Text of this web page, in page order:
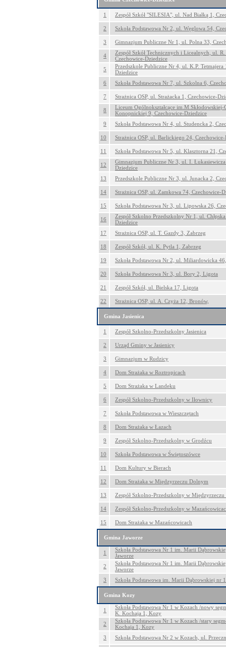
1 Zespół Szkół "SILESIA", ul. Nad Białką 1,
2 Szkoła Podstawowa Nr 2, ul. Węglowa 54,
3 Gimnazjum Publiczne Nr 1, ul. Polna 33,
4
Zespół Szkół Technicznych i Licealnych, ul.
Czechowice-Dziedzice
5
Przedszkole Publiczne Nr 4, ul. K.P. Tetmajera
Dziedzice
6
Szkoła Podstawowa Nr 7, ul. Szkolna 6,
7 Strażnica OSP, ul. Strażacka 1, Czechowice-
8
Liceum Ogólnokształcące
Konopnickiej 9, Czechowice-Dziedzice
9
Szkoła Podstawowa Nr 4, ul. Studencka 2,
10 Strażnica OSP, ul. Barlickiego 24,
11 Szkoła Podstawowa Nr 5, ul. Klasztorna 21,
12
Gimnazjum Publiczne Nr 3, ul. I.
Dziedzice
13
Przedszkole Publiczne Nr 3, ul. Junacka 2,
14 Strażnica OSP, ul. Zamkowa 74, Czechowice-
15 Szkoła Podstawowa Nr 3, ul. Lipowska 26,
16
Zespół Szkolno Przedszkolny Nr 1, ul.
Dziedzice
17
Strażnica OSP, ul. T. Gazdy 3, Zabrzeg
18 Zespół Szkół, ul. K. Pytla 1, Zabrzeg
19 Szkoła Podstawowa Nr 2, ul. Miliardowicka
20 Szkoła Podstawowa Nr 3, ul. Bory 2, Ligota
21 Zespół Szkół, ul. Bielska 17, Ligota
22 Strażnica OSP, ul. A. Czyża 12, Bronów,
Gmina Jasienica
1 Zespół Szkolno-Przedszkolny Jasienica
2 Urząd Gminy w Jasienicy
3 Gimnazjum w Rudzicy
4 Dom Strażaka w Roztropicach
5 Dom Strażaka w Landeku
6 Zespół Szkolno-Przedszkolny w Iłownicy
7 Szkoła Podstawowa w Wieszczętach
8 Dom Strażaka w Łazach
9 Zespół Szkolno-Przedszkolny w Grodźcu
10 Szkoła Podstawowa w Świętoszówce
11 Dom Kultury w Bierach
12 Dom Strażaka w Międzyrzeczu Dolnym
13 Zespół Szkolno-Przedszkolny w
14 Zespół Szkolno-Przedszkolny w
15 Dom Strażaka w Mazańcowicach
Gmina Jaworze
1
Szkoła Podstawowa Nr 1 im. Marii
Jaworze
2
Szkoła Podstawowa Nr 1 im. Marii
Jaworze
3
Szkoła Podstawowa im. Marii Dąbrowskiej nr
Gmina Kozy
1
Szkoła Podstawowa Nr 1 w Kozach /nowy
K. Kochaja 1, Kozy
2
Szkoła Podstawowa Nr 1 w Kozach /stary
Kochaja 1, Kozy
3
Szkoła Podstawowa Nr 2 w Kozach, ul.